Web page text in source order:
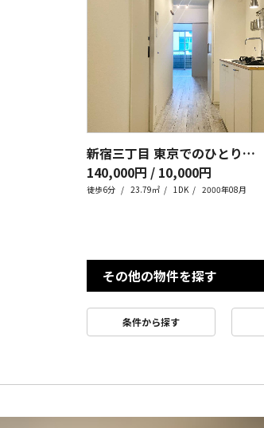
新宿三丁目 東京でのひとり暮らし
140,000円 / 10,000円
徒歩6分 23.79㎡ 1DK 2000年08月
その他の物件を探す
条件から探す